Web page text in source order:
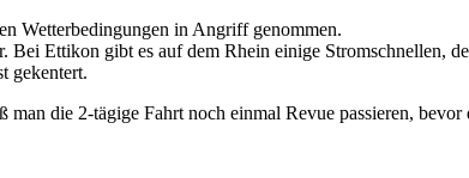
Wetterbedingungen in Angriff genommen.
Ettikon gibt es auf dem Rhein einige Stromschnellen,
gekentert.
die 2-tägige Fahrt noch einmal Revue passieren,